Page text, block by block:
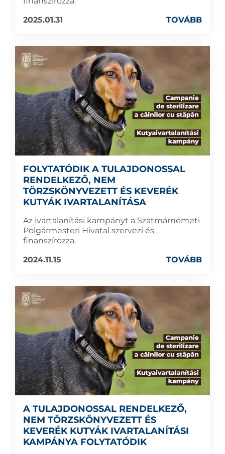
2025.01.31
TOVÁBB
FOLYTATÓDIK A TULAJDONOSSAL
RENDELKEZŐ, NEM
TÖRZSKÖNYVEZETT ÉS KEVERÉK
KUTYÁK IVARTALANÍTÁSA
Az ivartalanítási kampányt a Szatmárnémeti
Polgármesteri Hivatal szervezi és
finanszírozza.
2024.11.15
TOVÁBB
A TULAJDONOSSAL RENDELKEZŐ,
NEM TÖRZSKÖNYVEZETT ÉS
KEVERÉK KUTYÁK IVARTALANÍTÁSI
KAMPÁNYA FOLYTATÓDIK